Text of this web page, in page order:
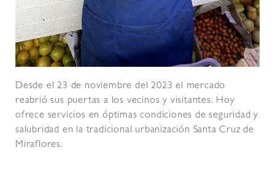
Desde el 23 de noviembre del 2023 el mercado
reabrió sus puertas a los vecinos y visitantes. Hoy
ofrece servicios en óptimas condiciones de seguridad y
salubridad en la tradicional urbanización Santa Cruz de
Miraflores.